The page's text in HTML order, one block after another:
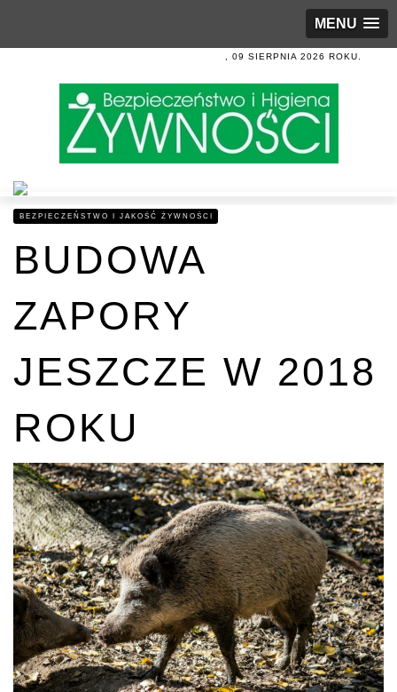
MENU
, 09 SIERPNIA 2026 ROKU.
BEZPIECZEŃSTWO I JAKOŚĆ ŻYWNOŚCI
BUDOWA
ZAPORY
JESZCZE W 2018
ROKU